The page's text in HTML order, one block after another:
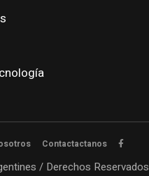
Contactactanos
/ Derechos Reservados